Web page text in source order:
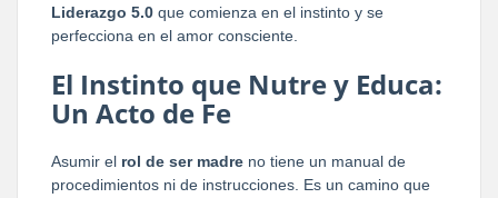
Liderazgo 5.0 que comienza en el instinto y se
perfecciona en el amor consciente.
El Instinto que Nutre y Educa:
Un Acto de Fe
Asumir el rol de ser madre no tiene un manual de
procedimientos ni de instrucciones. Es un camino que